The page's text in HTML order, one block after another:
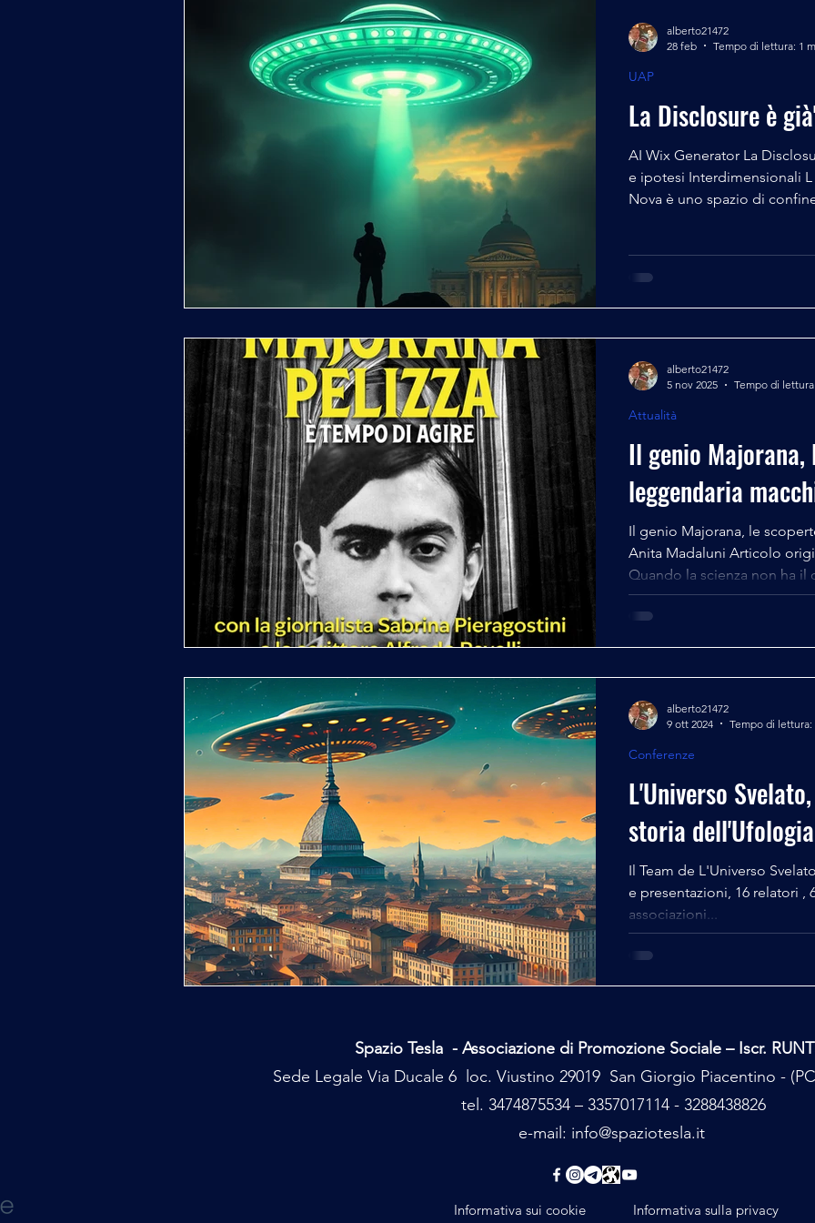
La Disclosure è
AI Wix Generator La
e ipotesi Interdimensionali L imen – Il
Nova è uno spazio di confine tra informazione e ricerca,
video e interviste ai
panorama internazionale.
UAP
alberto21472
28 feb
Tempo di lettura: 1
Il genio
leggendaria
Il genio Majorana, le
Anita Madaluni Articolo
Quando la scienza non ha il
radotto: magari poterci
di quell’istruttivo coraggio di
non ce la fa, non ce la fa
mondo, sul cosmo,
Attualità
alberto21472
5 nov 2025
Tempo di
L'Universo
storia dell'Ufologia
Il Team de L'Universo
e presentazioni, 16 relatori , 600 spettatori , tre
associazioni...
Conferenze
alberto21472
9 ott 2024
Tempo di lettura:
Spazio Tesla - Associazione di Promozione Sociale – Iscr.
Sede Legale Via Ducale 6 loc. Viustino 29019 San Giorgio Piacentino -
tel. 3474875534 – 3357017114 - 3288438826
e-mail: info@spaziotesla.it
Informativa sui cookie Informativa sulla privacy